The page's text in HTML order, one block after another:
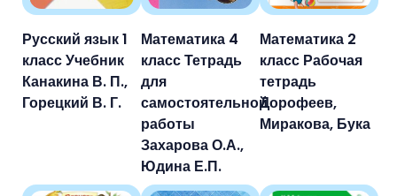
Русский язык 1
класс Учебник
Канакина В. П.,
Горецкий В. Г.
Математика 4
класс Тетрадь
для
самостоятельной
работы
Захарова О.А.,
Юдина Е.П.
Математика 2
класс Рабочая
тетрадь
Дорофеев,
Миракова, Бука